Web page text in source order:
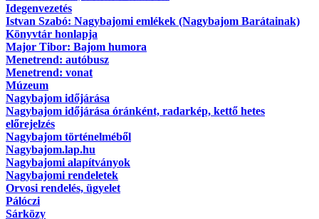
Idegenvezetés
Istvan Szabó: Nagybajomi emlékek (Nagybajom Barátainak)
Könyvtár honlapja
Major Tibor: Bajom humora
Menetrend: autóbusz
Menetrend: vonat
Múzeum
Nagybajom időjárása
Nagybajom időjárása óránként, radarkép, kettő hetes
előrejelzés
Nagybajom történelméből
Nagybajom.lap.hu
Nagybajomi alapítványok
Nagybajomi rendeletek
Orvosi rendelés, ügyelet
Pálóczi
Sárközy